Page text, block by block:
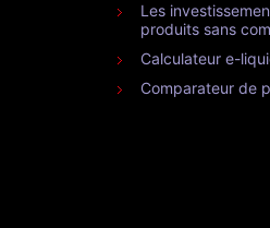
Les
produits sans
Calculateur e-
Comparateur de